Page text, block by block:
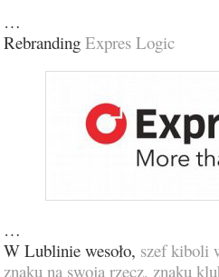
…
Rebranding Expres Logic
…
W Lublinie wesoło, szef kiboli
znaku na swoją rzecz, znaku